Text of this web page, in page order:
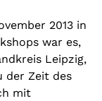
2013 in
war es,
Leipzig,
der Zeit des
mit